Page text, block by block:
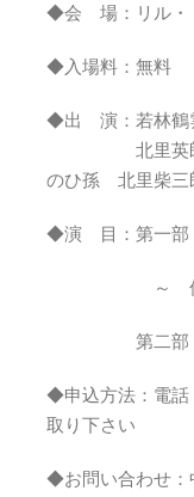
◆会 場：リル・
◆入場料：無料
◆出 演：若林鶴
北里英郎氏
のひ孫 北里柴三
◆演 目：第一部
～ 休憩 琴
第二部 義士
◆申込方法：電
取り下さい
◆お問い合わせ：